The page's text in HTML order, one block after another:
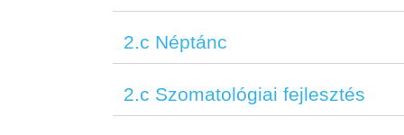
2.c Néptánc
2.c Szomatológiai fejlesztés